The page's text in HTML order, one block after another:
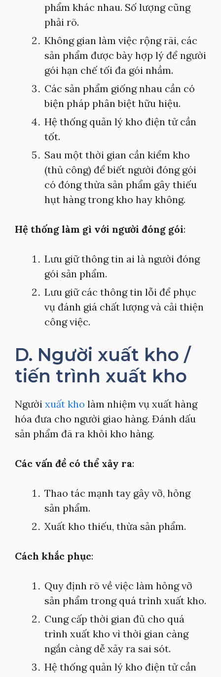
phẩm khác nhau. Số lượng cũng
phải rõ.
Không gian làm việc rộng rãi, các
sản phẩm được bày hợp lý để người
gói hạn chế tối đa gói nhầm.
Các sản phẩm giống nhau cần có
biện pháp phân biệt hữu hiệu.
Hệ thống quản lý kho điện tử cần
tốt.
Sau một thời gian cần kiểm kho
(thủ công) để biết người đóng gói
có đóng thừa sản phẩm gây thiếu
hụt hàng trong kho hay không.
Hệ thống làm gì với người đóng gói:
Lưu giữ thông tin ai là người đóng
gói sản phẩm.
Lưu giữ các thông tin lỗi để phục
vụ đánh giá chất lượng và cải thiện
công việc.
D. Người xuất kho /
tiến trình xuất kho
Người xuất kho làm nhiệm vụ xuất hàng
hóa đưa cho người giao hàng. Đánh dấu
sản phẩm đã ra khỏi kho hàng.
Các vấn đề có thể xảy ra:
Thao tác mạnh tay gây vỡ, hỏng
sản phẩm.
Xuất kho thiếu, thừa sản phẩm.
Cách khắc phục:
Quy định rõ về việc làm hỏng vỡ
sản phẩm trong quá trình xuất kho.
Cung cấp thời gian đủ cho quá
trình xuất kho vì thời gian càng
ngắn càng dễ xảy ra sai sót.
Hệ thống quản lý kho điện tử cần